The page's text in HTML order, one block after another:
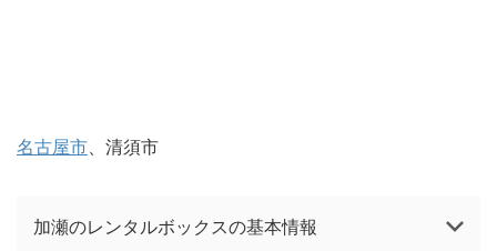
名古屋市 、清須市
加瀬のレンタルボックスの基本情報